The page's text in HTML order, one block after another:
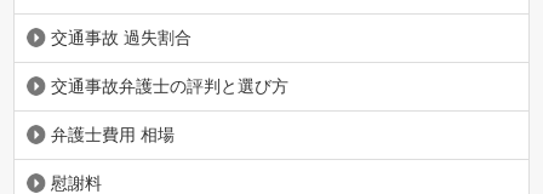
交通事故 過失割合
交通事故弁護士の評判と選び方
弁護士費用 相場
慰謝料